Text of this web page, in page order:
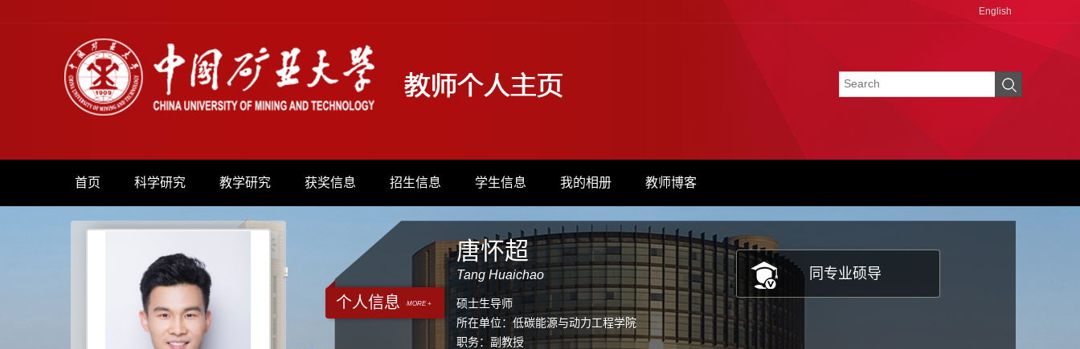
English
首页 科学研究 教学研究 获奖信息 招生信息 学生信息 我的相册 教师博客
个人信息 MORE +
唐怀超
Tang Huaichao
硕士生导师
所在单位：低碳能源与动力工程学院
职务：副教授
同专业硕导